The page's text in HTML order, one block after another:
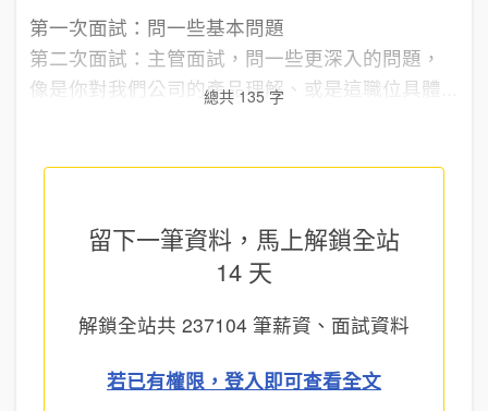
第一次面試：問一些基本問題
第二次面試：主管面試，問一些更深入的問題，
像是你對我們公司的產品理解、或是這職位具體...
總共 135 字
留下一筆資料，馬上解鎖全站
14 天
解鎖全站共 237104 筆薪資、面試資料
若已有權限，登入即可查看全文